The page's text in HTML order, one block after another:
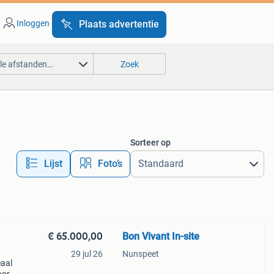
Inloggen Plaats advertentie
afstanden… Zoek
Lijst Foto’s
Sorteer op
€ 65.000,00
29 jul 26
Bon Vivant In-site
Nunspeet